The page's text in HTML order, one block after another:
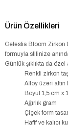
Ürün Özellikleri
Celestia Bloom Zirkon
formuyla stilinize
Günlük şıklıkta da
Renkli zirkon
Alloy üzeri altın
Boyut 1,5 cm x
Ağırlık gram
Çiçek form
Hafif ve kalıcı